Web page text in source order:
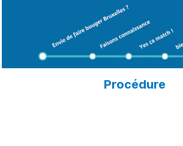
Procédure